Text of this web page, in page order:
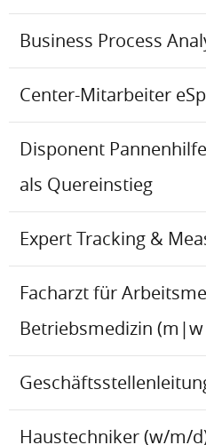
Business Process
Center-Mitarbeiter
Disponent
als Quereinstieg
Expert Tracking &
Facharzt für
Betriebsmedizin
Haustechniker (w/m/